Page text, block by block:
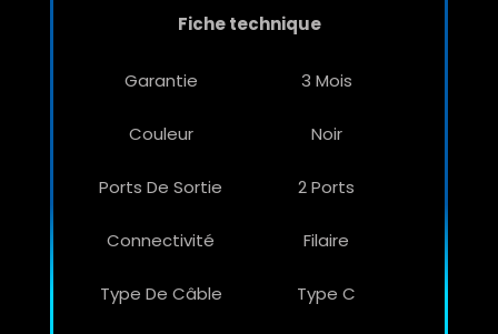
Fiche technique
Garantie 3 Mois
Couleur Noir
Ports De Sortie 2 Ports
Connectivité Filaire
Type De Câble Type C